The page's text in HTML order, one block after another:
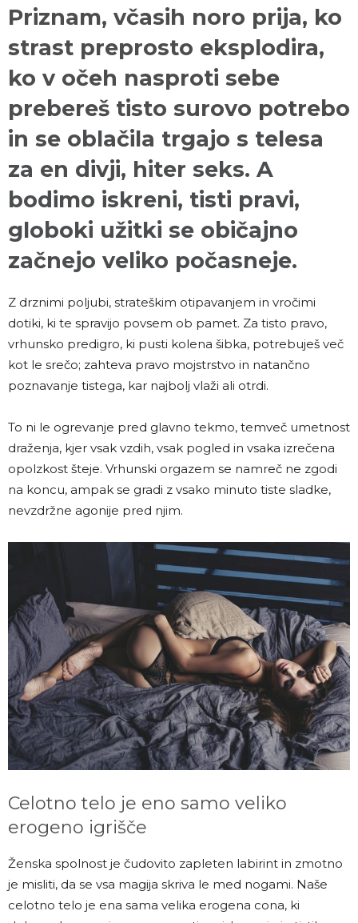
Priznam, včasih noro prija, ko
strast preprosto eksplodira,
ko v očeh nasproti sebe
prebereš tisto surovo potrebo
in se oblačila trgajo s telesa
za en divji, hiter seks. A
bodimo iskreni, tisti pravi,
globoki užitki se običajno
začnejo veliko počasneje.
Z drznimi poljubi, strateškim otipavanjem in vročimi
dotiki, ki te spravijo povsem ob pamet. Za tisto pravo,
vrhunsko predigro, ki pusti kolena šibka, potrebuješ več
kot le srečo; zahteva pravo mojstrstvo in natančno
poznavanje tistega, kar najbolj vlaži ali otrdi.
To ni le ogrevanje pred glavno tekmo, temveč umetnost
draženja, kjer vsak vzdih, vsak pogled in vsaka izrečena
opolzkost šteje. Vrhunski orgazem se namreč ne zgodi
na koncu, ampak se gradi z vsako minuto tiste sladke,
nevzdržne agonije pred njim.
Celotno telo je eno samo veliko
erogeno igrišče
Ženska spolnost je čudovito zapleten labirint in zmotno
je misliti, da se vsa magija skriva le med nogami. Naše
celotno telo je ena sama velika erogena cona, ki